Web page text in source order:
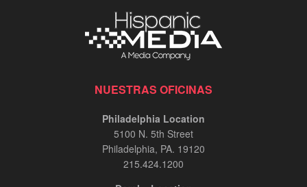
NUESTRAS OFICINAS
Philadelphia Location
5100 N. 5th Street
Philadelphia, PA. 19120
215.424.1200